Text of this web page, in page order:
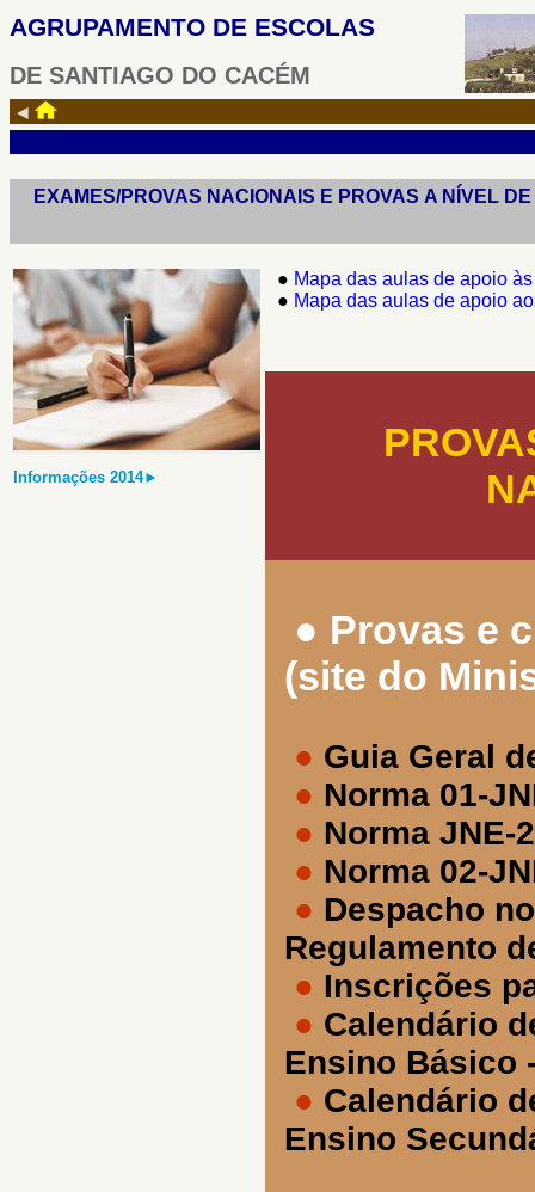
AGRUPAMENTO DE ESCOLAS
DE SANTIAGO DO CACÉM
◄
EXAMES/PROVAS NACIONAIS E PROVAS A NÍVEL
Informações 2014►
● Mapa das aulas de apoio
● Mapa das aulas de apoio
● Provas e
(site do
● Guia Geral
● Norma 01-
● Norma JNE-
● Norma 02-
● Despacho
Regulamento
● Inscrições
● Calendário
Ensino Básico
● Calendário
Ensino